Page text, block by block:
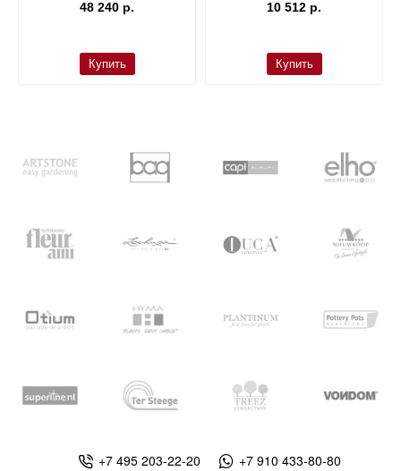
48 240 р.
Купить
10 512 р.
Купить
+7 495 203-22-20 +7 910 433-80-80